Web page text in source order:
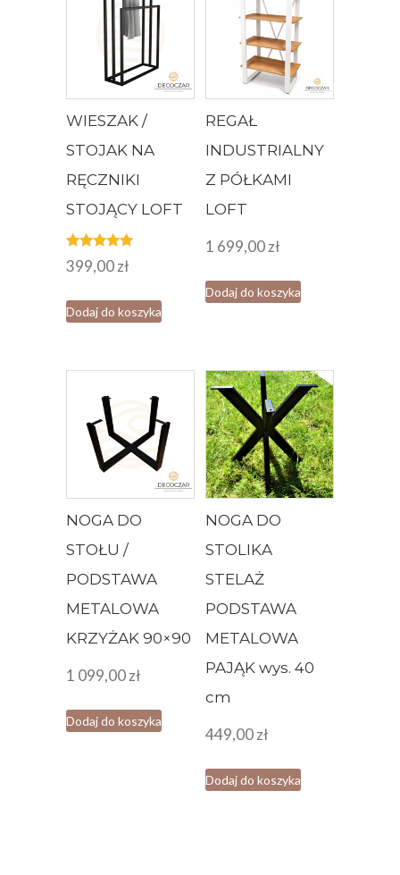
WIESZAK /
STOJAK NA
RĘCZNIKI
STOJĄCY LOFT
Oceniono
5.00
399,00zł
Dodaj do koszyka
REGAŁ
INDUSTRIALNY
Z PÓŁKAMI
LOFT
1 699,00zł
Dodaj do koszyka
NOGA DO
STOŁU /
PODSTAWA
METALOWA
KRZYŻAK 90×90
1 099,00zł
Dodaj do koszyka
NOGA DO
STOLIKA
STELAŻ
PODSTAWA
METALOWA
PAJĄK wys. 40
cm
449,00zł
Dodaj do koszyka